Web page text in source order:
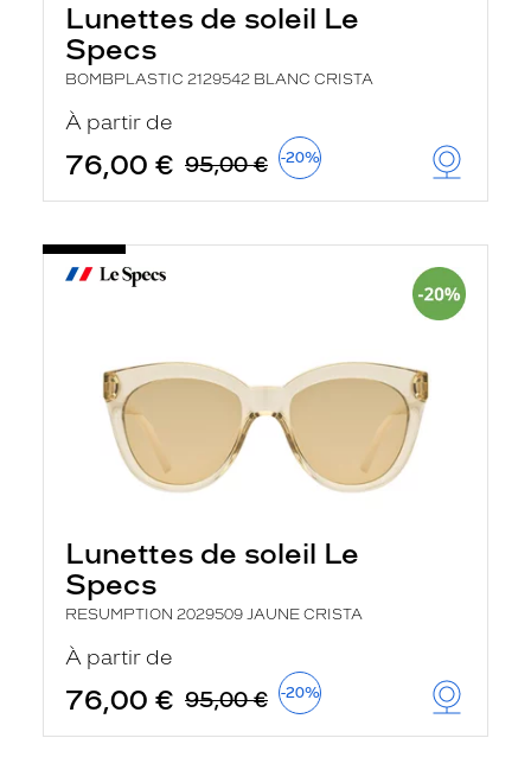
Lunettes de soleil Le
Specs
BOMBPLASTIC 2129542 BLANC CRISTA
À partir de
76,00 € 95,00 € -20%
Lunettes de soleil Le
Specs
RESUMPTION 2029509 JAUNE CRISTA
À partir de
76,00 € 95,00 € -20%